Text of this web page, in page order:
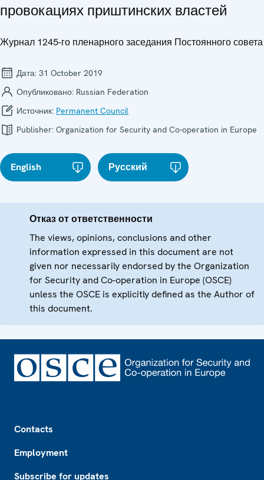
провокациях приштинских властей
Журнал 1245-го пленарного заседания Постоянного совета
Дата: 31 October 2019
Опубликовано: Russian Federation
Источник: Permanent Council
Publisher: Organization for Security and Co-operation in Europe
English Русский
Отказ от ответственности
The views, opinions, conclusions and other
information expressed in this document are not
given nor necessarily endorsed by the Organization
for Security and Co-operation in Europe (OSCE)
unless the OSCE is explicitly defined as the Author of
this document.
Contacts
Employment
Subscribe for updates